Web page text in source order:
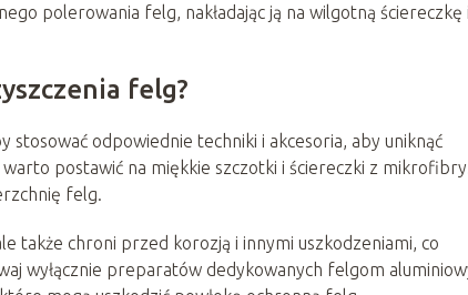
polerowania felg, nakładając ją na wilgotną ściereczkę i
felg?
stosować odpowiednie techniki i akcesoria, aby uniknąć
postawić na miękkie szczotki i ściereczki z
felg.
także chroni przed korozją i innymi uszkodzeniami, co
wyłącznie preparatów dedykowanych felgom